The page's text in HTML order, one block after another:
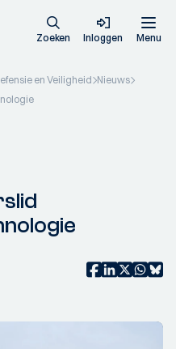
Zoeken Inloggen Menu
en Veiligheid Nieuws